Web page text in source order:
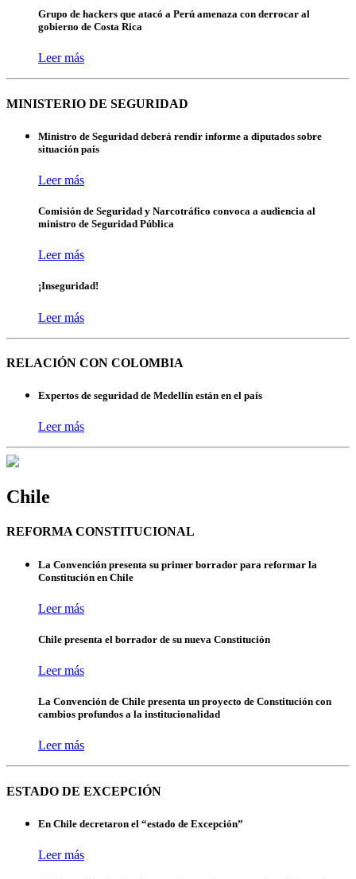
Grupo de hackers que atacó a Perú amenaza con derrocar al
gobierno de Costa Rica
Leer más
MINISTERIO DE SEGURIDAD
Ministro de Seguridad deberá rendir informe a diputados sobre
situación país
Leer más
Comisión de Seguridad y Narcotráfico convoca a audiencia al
ministro de Seguridad Pública
Leer más
¡Inseguridad!
Leer más
RELACIÓN CON COLOMBIA
Expertos de seguridad de Medellín están en el país
Leer más
Chile
REFORMA CONSTITUCIONAL
La Convención presenta su primer borrador para reformar la
Constitución en Chile
Leer más
Chile presenta el borrador de su nueva Constitución
Leer más
La Convención de Chile presenta un proyecto de Constitución con
cambios profundos a la institucionalidad
Leer más
ESTADO DE EXCEPCIÓN
En Chile decretaron el “estado de Excepción”
Leer más